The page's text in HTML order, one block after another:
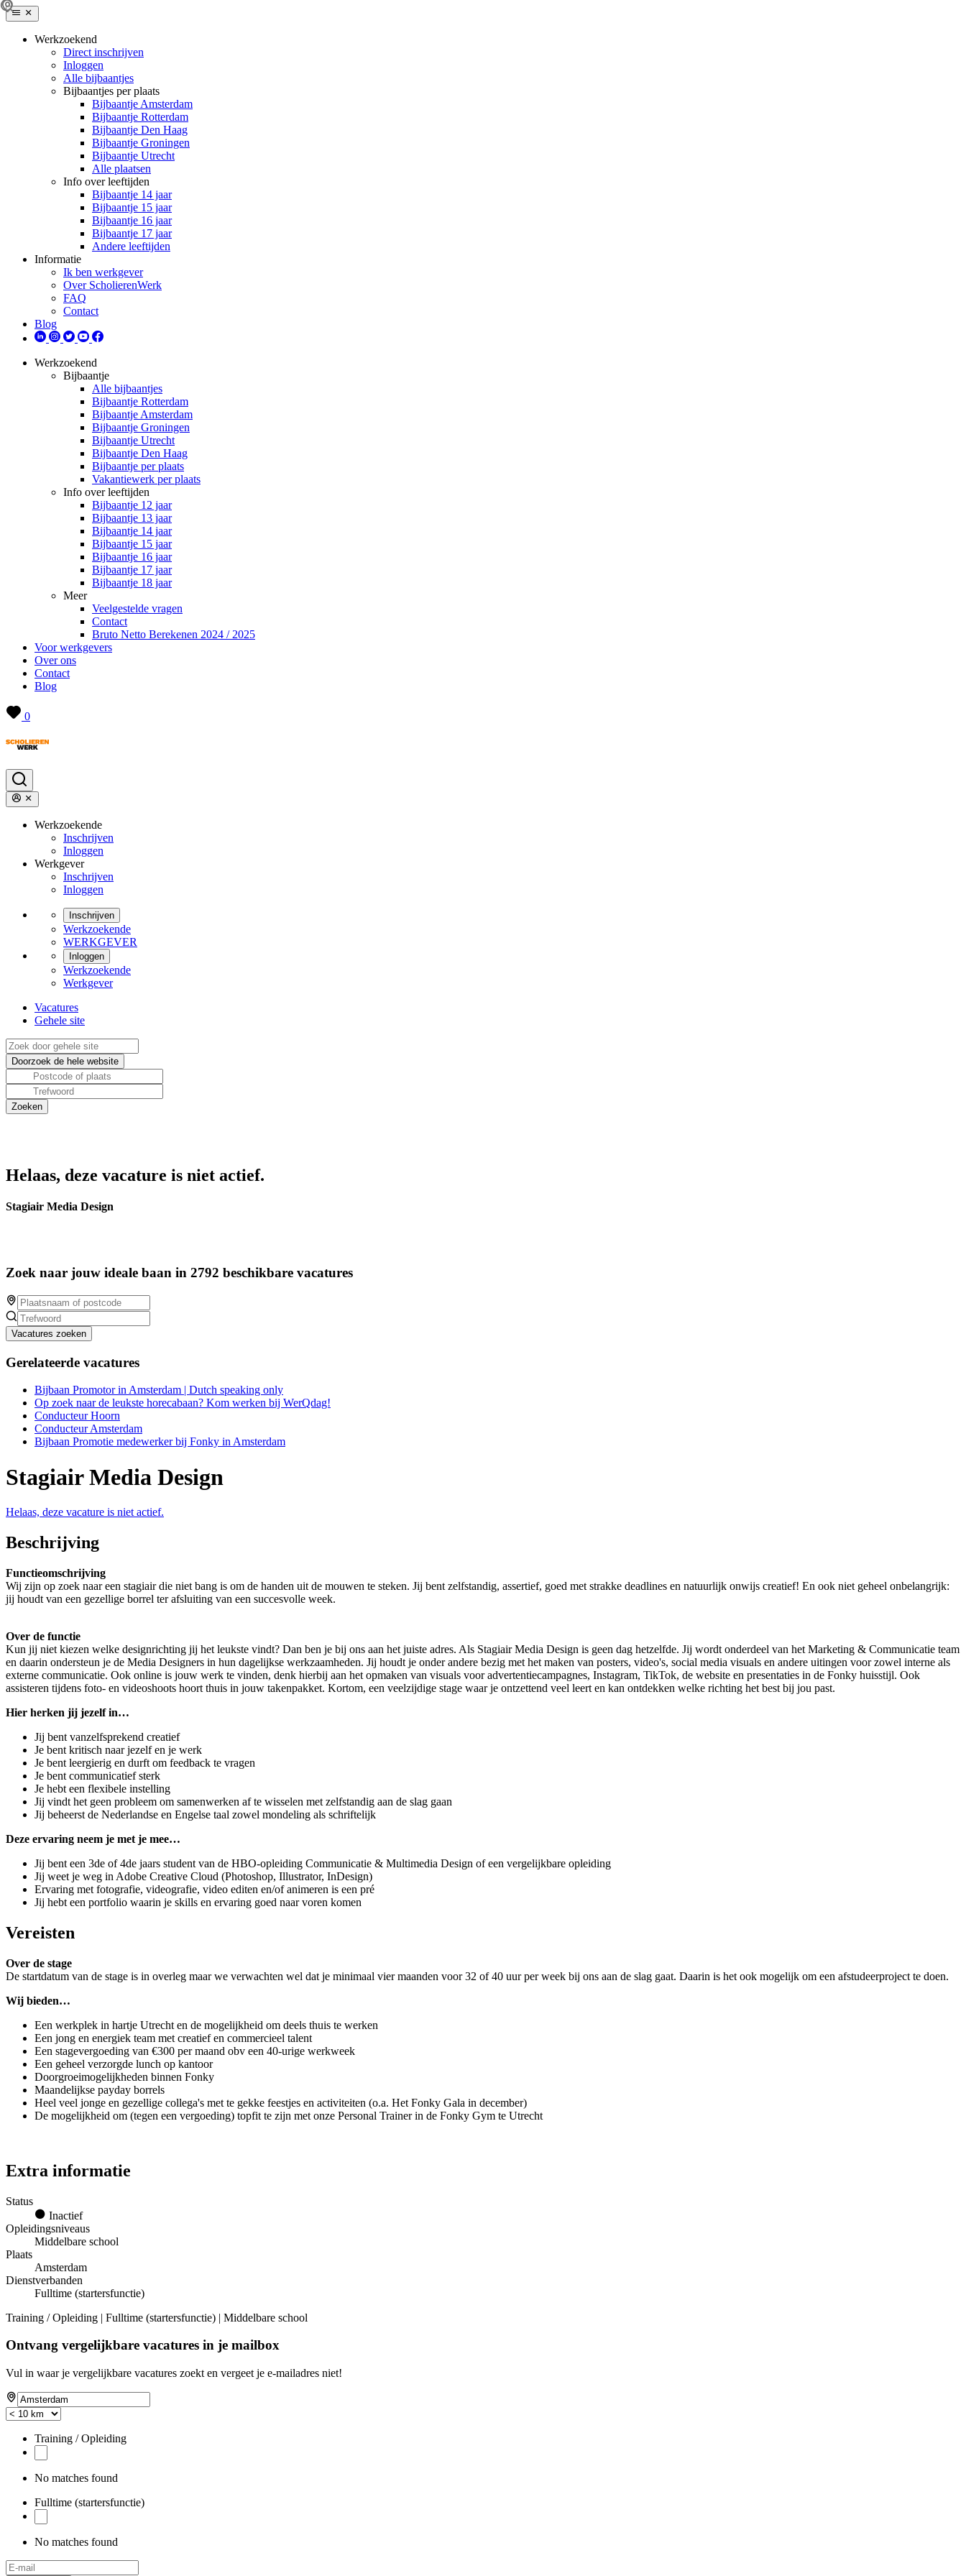
Werkzoekend
Direct inschrijven
Inloggen
Alle bijbaantjes
Bijbaantjes per plaats
Bijbaantje Amsterdam
Bijbaantje Rotterdam
Bijbaantje Den Haag
Bijbaantje Groningen
Bijbaantje Utrecht
Alle plaatsen
Info over leeftijden
Bijbaantje 14 jaar
Bijbaantje 15 jaar
Bijbaantje 16 jaar
Bijbaantje 17 jaar
Andere leeftijden
Informatie
Ik ben werkgever
Over ScholierenWerk
FAQ
Contact
Blog
Werkzoekend
Bijbaantje
Alle bijbaantjes
Bijbaantje Rotterdam
Bijbaantje Amsterdam
Bijbaantje Groningen
Bijbaantje Utrecht
Bijbaantje Den Haag
Bijbaantje per plaats
Vakantiewerk per plaats
Info over leeftijden
Bijbaantje 12 jaar
Bijbaantje 13 jaar
Bijbaantje 14 jaar
Bijbaantje 15 jaar
Bijbaantje 16 jaar
Bijbaantje 17 jaar
Bijbaantje 18 jaar
Meer
Veelgestelde vragen
Contact
Bruto Netto Berekenen 2024 / 2025
Voor werkgevers
Over ons
Contact
Blog
0
Werkzoekende
Inschrijven
Inloggen
Werkgever
Inschrijven
Inloggen
Inschrijven
Werkzoekende
WERKGEVER
Inloggen
Werkzoekende
Werkgever
Vacatures
Gehele site
Helaas, deze vacature is niet actief.
Stagiair Media Design
Zoek naar jouw ideale baan in 2792 beschikbare vacatures
Vacatures zoeken
Gerelateerde vacatures
Bijbaan Promotor in Amsterdam | Dutch speaking only
Op zoek naar de leukste horecabaan? Kom werken bij WerQdag!
Conducteur Hoorn
Conducteur Amsterdam
Bijbaan Promotie medewerker bij Fonky in Amsterdam
Stagiair Media Design
Helaas, deze vacature is niet actief.
Beschrijving
Functieomschrijving
Wij zijn op zoek naar een stagiair die niet bang is om de handen uit de mouwen te steken. Jij bent zelfstandig, assertief, goed met strakke deadlines en natuurlijk onwijs creatief! En ook niet geheel onbelangrijk:
jij houdt van een gezellige borrel ter afsluiting van een succesvolle week.
Over de functie
Kun jij niet kiezen welke designrichting jij het leukste vindt? Dan ben je bij ons aan het juiste adres. Als Stagiair Media Design is geen dag hetzelfde. Jij wordt onderdeel van het Marketing & Communicatie team
en daarin ondersteun je de Media Designers in hun dagelijkse werkzaamheden. Jij houdt je onder andere bezig met het maken van posters, video's, social media visuals en andere uitingen voor zowel interne als
externe communicatie. Ook online is jouw werk te vinden, denk hierbij aan het opmaken van visuals voor advertentiecampagnes, Instagram, TikTok, de website en presentaties in de Fonky huisstijl. Ook
assisteren tijdens foto- en videoshoots hoort thuis in jouw takenpakket. Kortom, een veelzijdige stage waar je ontzettend veel leert en kan ontdekken welke richting het best bij jou past.
Hier herken jij jezelf in…
Jij bent vanzelfsprekend creatief
Je bent kritisch naar jezelf en je werk
Je bent leergierig en durft om feedback te vragen
Je bent communicatief sterk
Je hebt een flexibele instelling
Jij vindt het geen probleem om samenwerken af te wisselen met zelfstandig aan de slag gaan
Jij beheerst de Nederlandse en Engelse taal zowel mondeling als schriftelijk
Deze ervaring neem je met je mee…
Jij bent een 3de of 4de jaars student van de HBO-opleiding Communicatie & Multimedia Design of een vergelijkbare opleiding
Jij weet je weg in Adobe Creative Cloud (Photoshop, Illustrator, InDesign)
Ervaring met fotografie, videografie, video editen en/of animeren is een pré
Jij hebt een portfolio waarin je skills en ervaring goed naar voren komen
Vereisten
Over de stage
De startdatum van de stage is in overleg maar we verwachten wel dat je minimaal vier maanden voor 32 of 40 uur per week bij ons aan de slag gaat. Daarin is het ook mogelijk om een afstudeerproject te doen.
Wij bieden…
Een werkplek in hartje Utrecht en de mogelijkheid om deels thuis te werken
Een jong en energiek team met creatief en commercieel talent
Een stagevergoeding van €300 per maand obv een 40-urige werkweek
Een geheel verzorgde lunch op kantoor
Doorgroeimogelijkheden binnen Fonky
Maandelijkse payday borrels
Heel veel jonge en gezellige collega's met te gekke feestjes en activiteiten (o.a. Het Fonky Gala in december)
De mogelijkheid om (tegen een vergoeding) topfit te zijn met onze Personal Trainer in de Fonky Gym te Utrecht
Extra informatie
Status
Inactief
Opleidingsniveaus
Middelbare school
Plaats
Amsterdam
Dienstverbanden
Fulltime (startersfunctie)
Training / Opleiding | Fulltime (startersfunctie) | Middelbare school
Ontvang vergelijkbare vacatures in je mailbox
Vul in waar je vergelijkbare vacatures zoekt en vergeet je e-mailadres niet!
Training / Opleiding
No matches found
Fulltime (startersfunctie)
No matches found